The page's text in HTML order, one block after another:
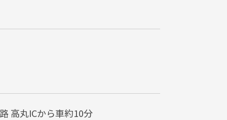
高丸ICから車約10分